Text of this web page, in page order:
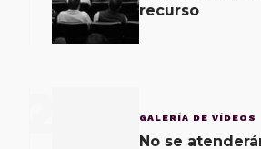
recurso
GALERÍA DE VÍDEOS
No se